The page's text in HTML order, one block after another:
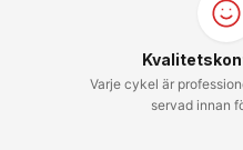
Varje cykel är
servad innan